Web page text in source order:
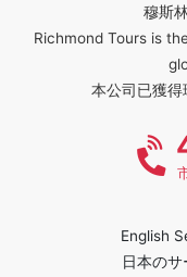
穆斯
Richmond Tours is
本公司已獲
English
日本の